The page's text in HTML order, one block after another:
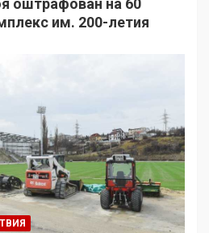
оштрафован на 60
им. 200-летия